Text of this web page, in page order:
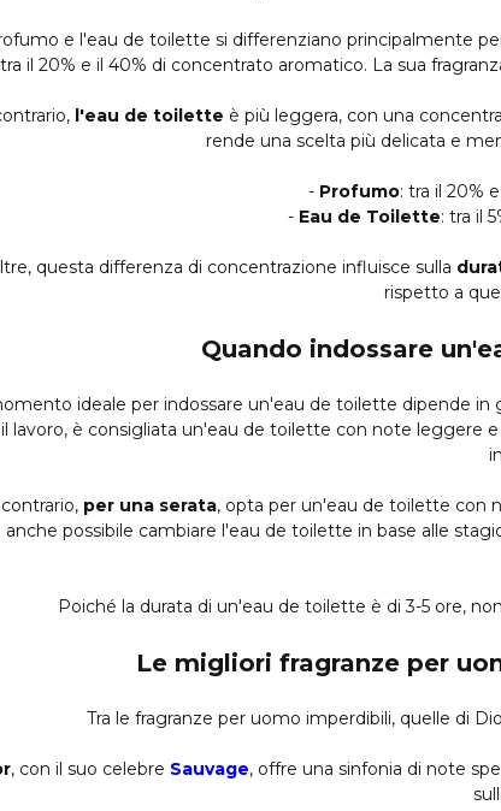
e l'eau de toilette si differenziano principalmente
tra il 20% e il 40% di concentrato aromatico. La sua
l'eau de toilette è più leggera, con una
rende una scelta più delicata e
- Profumo: tra il 20%
- Eau de Toilette: tra il
questa differenza di concentrazione influisce sulla
rispetto a
Quando indossare
ideale per indossare un'eau de toilette dipende in
lavoro, è consigliata un'eau de toilette con note leggere
per una serata, opta per un'eau de toilette con
anche possibile cambiare l'eau de toilette in base alle
Poiché la durata di un'eau de toilette è di 3-5 ore,
Le migliori fragranze per
Tra le fragranze per uomo imperdibili, quelle di
, con il suo celebre Sauvage, offre una sinfonia di note